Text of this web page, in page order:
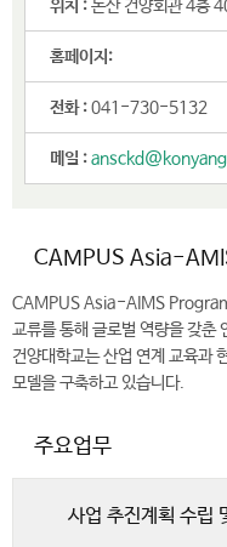
위치 :논산 건양회관 4층
홈페이지:
전화 :041-730-5132
메일 :
CAMPUS Asia-
CAMPUS Asia-AIMS Program
교류를 통해 글로벌 역량을 갖춘
건양대학교는 산업 연계 교육과
모델을 구축하고 있습니다.
주요업무
사업 추진계획 수립